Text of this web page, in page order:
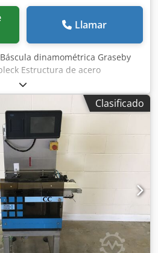
Llamar
dinamométrica Graseby
Estructura de acero
de 1600 mm, plataforma de
rango de pesaje de 100 g a
de rechazo de productos que no
de rechazo, alimentación
Clasificado